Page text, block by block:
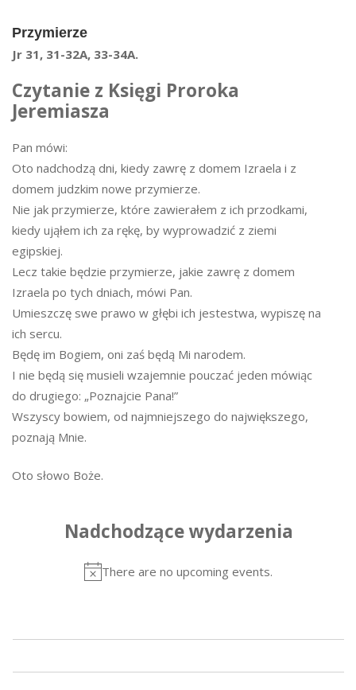
Przymierze
Jr 31, 31-32A, 33-34A.
Czytanie z Księgi Proroka
Jeremiasza
Pan mówi:
Oto nadchodzą dni, kiedy zawrę z domem Izraela i z
domem judzkim nowe przymierze.
Nie jak przymierze, które zawierałem z ich przodkami,
kiedy ująłem ich za rękę, by wyprowadzić z ziemi
egipskiej.
Lecz takie będzie przymierze, jakie zawrę z domem
Izraela po tych dniach, mówi Pan.
Umieszczę swe prawo w głębi ich jestestwa, wypiszę na
ich sercu.
Będę im Bogiem, oni zaś będą Mi narodem.
I nie będą się musieli wzajemnie pouczać jeden mówiąc
do drugiego: „Poznajcie Pana!”
Wszyscy bowiem, od najmniejszego do największego,
poznają Mnie.
Oto słowo Boże.
Nadchodzące wydarzenia
There are no upcoming events.